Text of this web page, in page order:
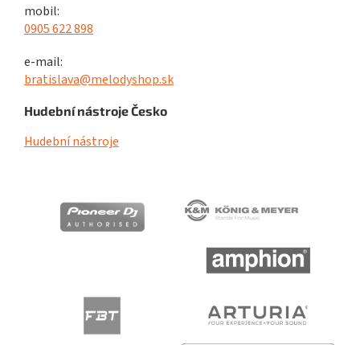
mobil:
0905 622 898
e-mail:
bratislava@melodyshop.sk
Hudební nástroje Česko
Hudební nástroje